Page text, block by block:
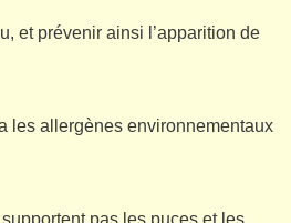
et prévenir ainsi l’apparition de
les allergènes environnementaux
pas les puces et les